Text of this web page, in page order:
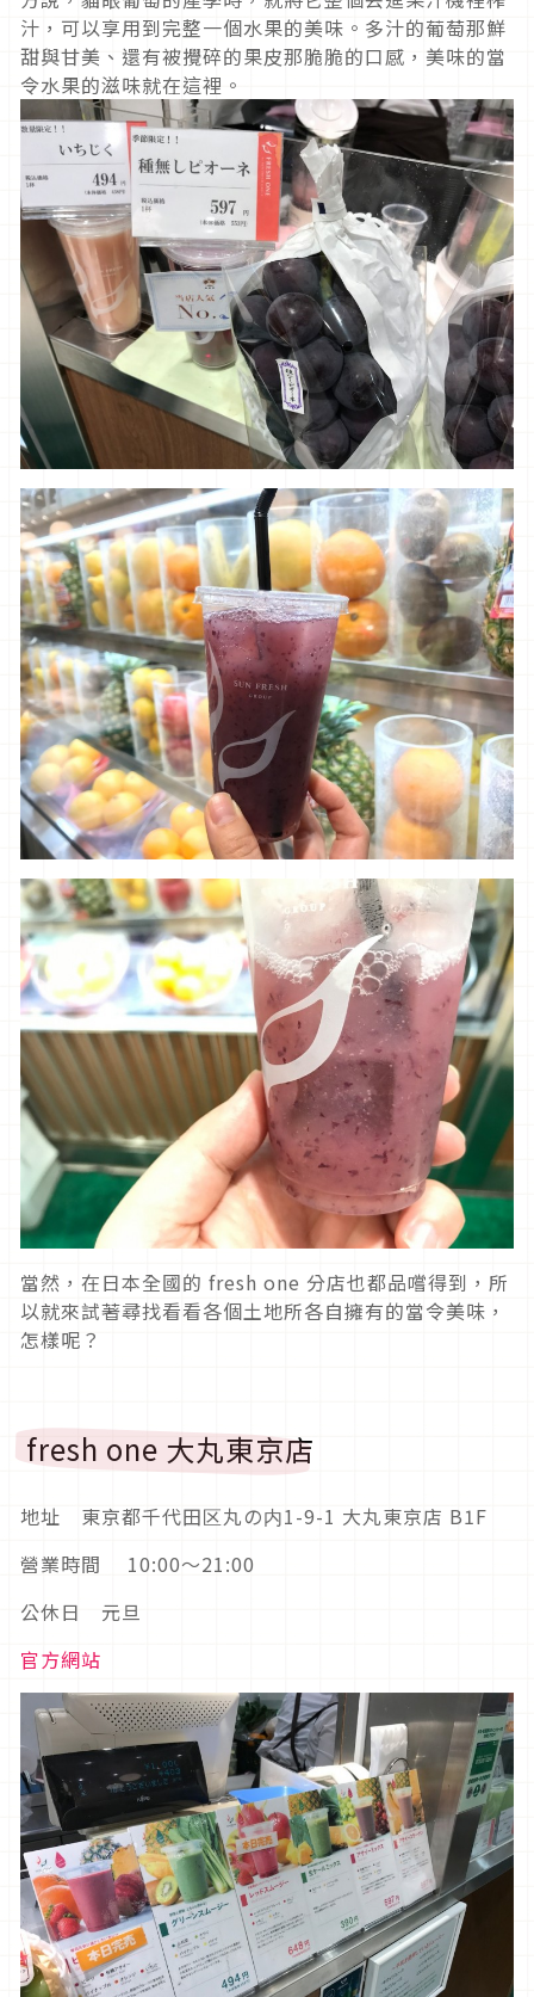
汁，可以享用到完整一個水果的美味。多汁的葡萄那鮮
甜與甘美、還有被攪碎的果皮那脆脆的口感，美味的當
令水果的滋味就在這裡。
當然，在日本全國的 fresh one 分店也都品嚐得到，所
以就來試著尋找看看各個土地所各自擁有的當令美味，
怎樣呢？
fresh one 大丸東京店
地址 東京都千代田区丸の内1-9-1 大丸東京店 B1F
營業時間 10:00～21:00
公休日 元旦
官方網站